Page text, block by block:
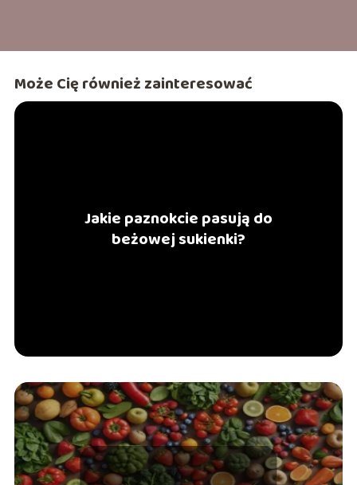
Może Cię również zainteresować
Jakie paznokcie pasują do
beżowej sukienki?